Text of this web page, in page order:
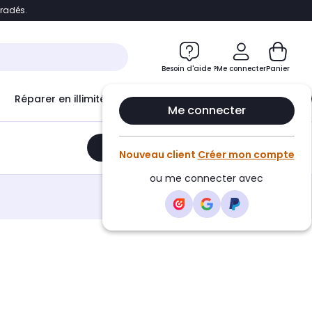
Accéder directement au chatbot
Besoin d'aide ?Me connecter
Me connecter
Nouveau client Créer mon compte
ou me connecter avec
Panier
Réparer en illimité avec Le Club Infinity
Ajouter au panier •